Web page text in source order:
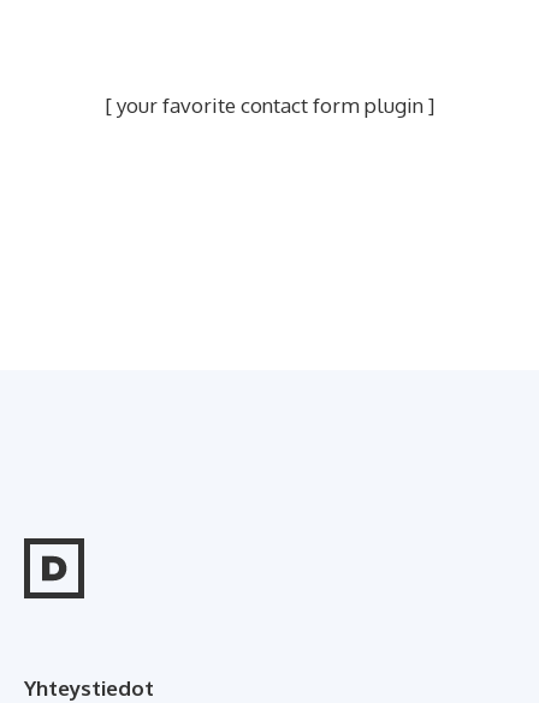
[ your favorite contact form plugin ]
Yhteystiedot